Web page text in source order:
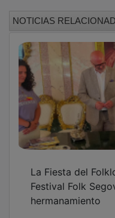
Controlado el
Robledillo de